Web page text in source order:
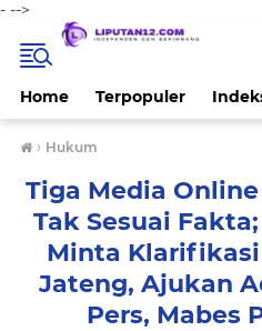
- -->
Home Terpopuler
› Hukum
Tiga Media
Tak Sesuai
Minta Klarifikasi
Jateng, Ajukan
Pers, Mabes